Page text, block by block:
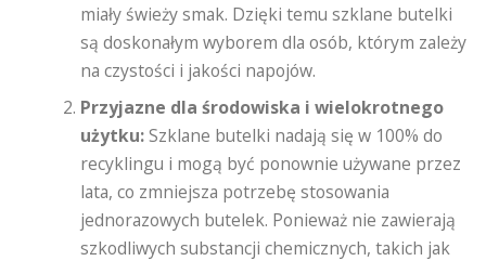
miały świeży smak. Dzięki temu szklane butelki
są doskonałym wyborem dla osób, którym zależy
na czystości i jakości napojów.
Przyjazne dla środowiska i wielokrotnego
użytku:Szklane butelki nadają się w 100% do
recyklingu i mogą być ponownie używane przez
lata, co zmniejsza potrzebę stosowania
jednorazowych butelek. Ponieważ nie zawierają
szkodliwych substancji chemicznych, takich jak